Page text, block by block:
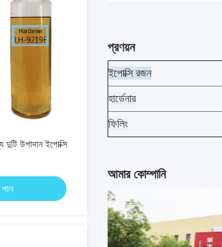
উপাদান ইপোক্সি
প্রণয়ন
ইপোক্সি রজন
হার্ডেনার
ফিলিং
আমার কোম্পানি